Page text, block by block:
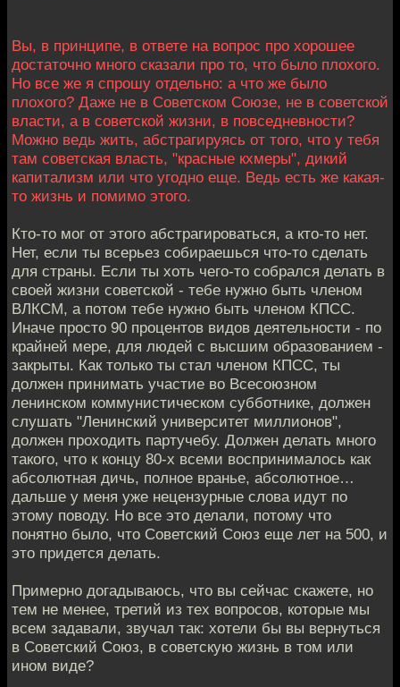
Вы, в принципе, в ответе на вопрос про хорошее
достаточно много сказали про то, что было плохого.
Но все же я спрошу отдельно: а что же было
плохого? Даже не в Советском Союзе, не в советской
власти, а в советской жизни, в повседневности?
Можно ведь жить, абстрагируясь от того, что у тебя
там советская власть, "красные кхмеры", дикий
капитализм или что угодно еще. Ведь есть же какая-
то жизнь и помимо этого.
Кто-то мог от этого абстрагироваться, а кто-то нет.
Нет, если ты всерьез собираешься что-то сделать
для страны. Если ты хоть чего-то собрался делать в
своей жизни советской - тебе нужно быть членом
ВЛКСМ, а потом тебе нужно быть членом КПСС.
Иначе просто 90 процентов видов деятельности - по
крайней мере, для людей с высшим образованием -
закрыты. Как только ты стал членом КПСС, ты
должен принимать участие во Всесоюзном
ленинском коммунистическом субботнике, должен
слушать "Ленинский университет миллионов",
должен проходить партучебу. Должен делать много
такого, что к концу 80-х всеми воспринималось как
абсолютная дичь, полное вранье, абсолютное…
дальше у меня уже нецензурные слова идут по
этому поводу. Но все это делали, потому что
понятно было, что Советский Союз еще лет на 500, и
это придется делать.
Примерно догадываюсь, что вы сейчас скажете, но
тем не менее, третий из тех вопросов, которые мы
всем задавали, звучал так: хотели бы вы вернуться
в Советский Союз, в советскую жизнь в том или
ином виде?